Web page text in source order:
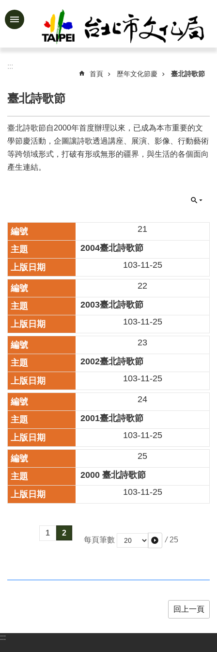
跳到主要內容區塊
進
告
資
訊
認
識
業
務
項
目
臺
北
藝
文
空
間
歷
年
文
化
節
慶
廉
政
專
區
珍
貴
文
化
資
:::
首頁 歷年文化節慶 臺北詩歌節
臺北詩歌節
臺北詩歌節自2000年首度辦理以來，已成為本市重要的文
學節慶活動，企圖讓詩歌透過講座、展演、影像、行動藝術
等跨領域形式，打破有形或無形的疆界，與生活的各個面向
產生連結。
21
2004臺北詩歌節
103-11-25
22
2003臺北詩歌節
103-11-25
23
2002臺北詩歌節
103-11-25
24
2001臺北詩歌節
103-11-25
25
2000 臺北詩歌節
103-11-25
1
2
每頁筆數
/ 25
回上一頁
:::